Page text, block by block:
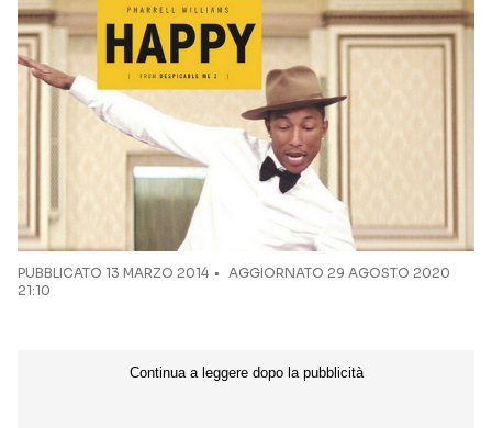
PUBBLICATO 13 MARZO 2014
AGGIORNATO 29 AGOSTO 2020
21:10